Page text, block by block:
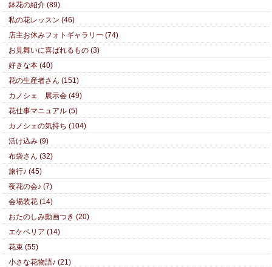
鉢花の紹介 (89)
私の花レッスン (46)
店主お休みフォトギャラリー (74)
お見舞いに喜ばれるもの (3)
好きな本 (40)
花の生産者さん (151)
カノシェ 展示会 (49)
花仕事マニュアル (5)
カノシェの気持ち (104)
活け込み (9)
布袋さん (32)
旅行♪ (45)
夜花の会♪ (7)
会場装花 (14)
おたのしみ動画つき (20)
エケベリア (14)
花束 (55)
小さな花物語♪ (21)